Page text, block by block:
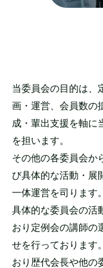
当委員会の目的は、
画・運営、会員数の
成・輩出支援を軸に
を担います。
その他の各委員会か
び具体的な活動・展
一体運営を司ります。
具体的な委員会の活
おり定例会の講師の
せを行っております
おり歴代会長や他の